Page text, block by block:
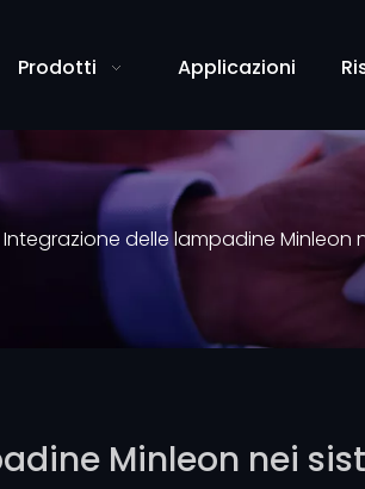
Prodotti Applicazioni
Integrazione delle lampadine Minleon
Minleon nei